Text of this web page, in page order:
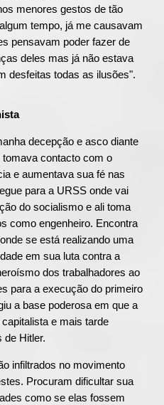
menores gestos de tão
tempo, já me causavam
pensavam poder fazer de
deles mas já não estava
desfeitas todas as ilusões".
decepção e asco diante
contacto com o
e aumentava sua fé nas
para a URSS onde vai
do socialismo e ali toma
como engenheiro. Encontra
se está realizando uma
em sua luta contra a
dos trabalhadores ao
para a execução do primeiro
a base poderosa em que a
e mais tarde
de Hitler.
infiltrados no movimento
Procuram dificultar sua
como se elas fossem